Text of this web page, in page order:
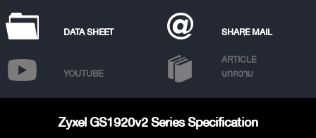
DATA SHEET SHARE MAIL
YOUTUBE
ARTICLE
บทความ
Zyxel GS1920v2 Series Specification